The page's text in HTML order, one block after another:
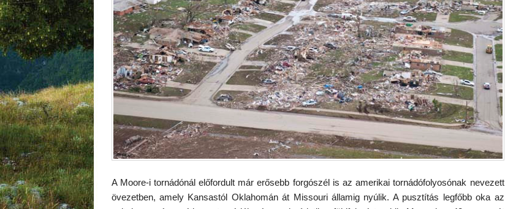
A Moore-i tornádónál előfordult már erősebb forgószél is az amerikai tornádófolyosónak nevezett
övezetben, amely Kansastól Oklahomán át Missouri államig nyúlik. A pusztítás legfőbb oka az